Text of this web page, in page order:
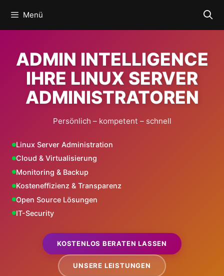
Inhalt
springen
Menü
ADMIN INTELLIGENCE
IHRE LINUX SERVER
ADMINISTRATOREN
Persönlich – kompetent – schnell
Linux Server Administration
Cloud & Virtualisierung
Monitoring & Backup
Kosteneffizienz & Transparenz
Open Source Lösungen
IT-Security
KOSTENLOS BERATEN LASSEN
UNSERE LEISTUNGEN